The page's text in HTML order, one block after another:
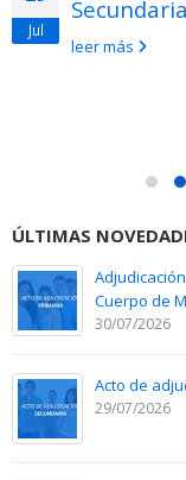
Jul
leer más
ÚLTIMAS
Cuerpo de
30/07/2026
Acto de
29/07/2026